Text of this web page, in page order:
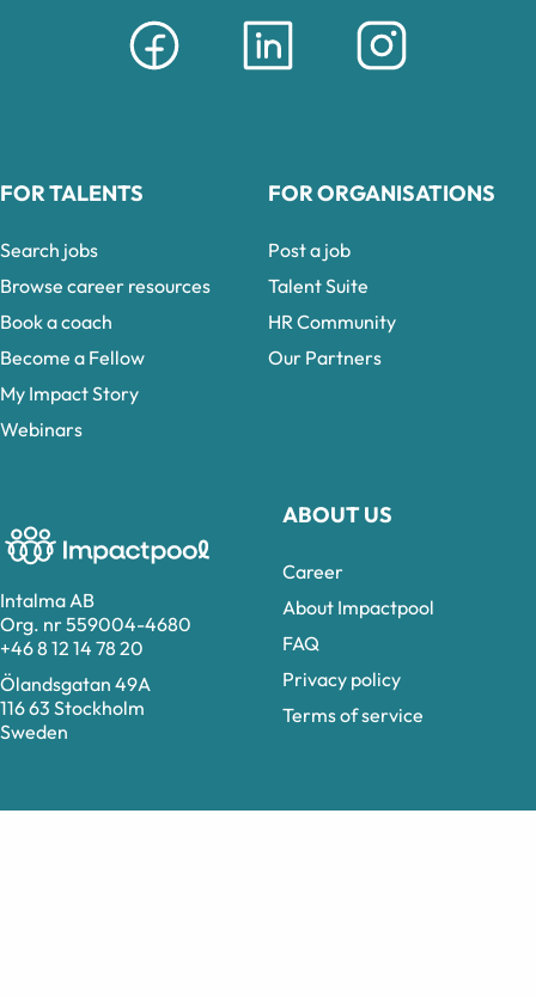
Intalma AB
Org. nr 559004-4680
+46 8 12 14 78 20
Ölandsgatan 49A
116 63 Stockholm
Sweden
ABOUT US
Career
About Impactpool
FAQ
Privacy policy
Terms of service
FOR TALENTS
Search jobs
Browse career resources
Book a coach
Become a Fellow
My Impact Story
Webinars
FOR ORGANISATIONS
Post a job
Talent Suite
HR Community
Our Partners